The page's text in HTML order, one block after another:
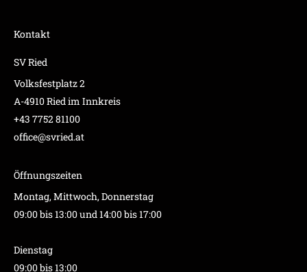
Kontakt
SV Ried
Volksfestplatz 2
A-4910 Ried im Innkreis
+43 7752 81100
office@svried.at
Öffnungszeiten
Montag, Mittwoch, Donnerstag
09:00 bis 13:00 und 14:00 bis 17:00
Dienstag
09:00 bis 13:00